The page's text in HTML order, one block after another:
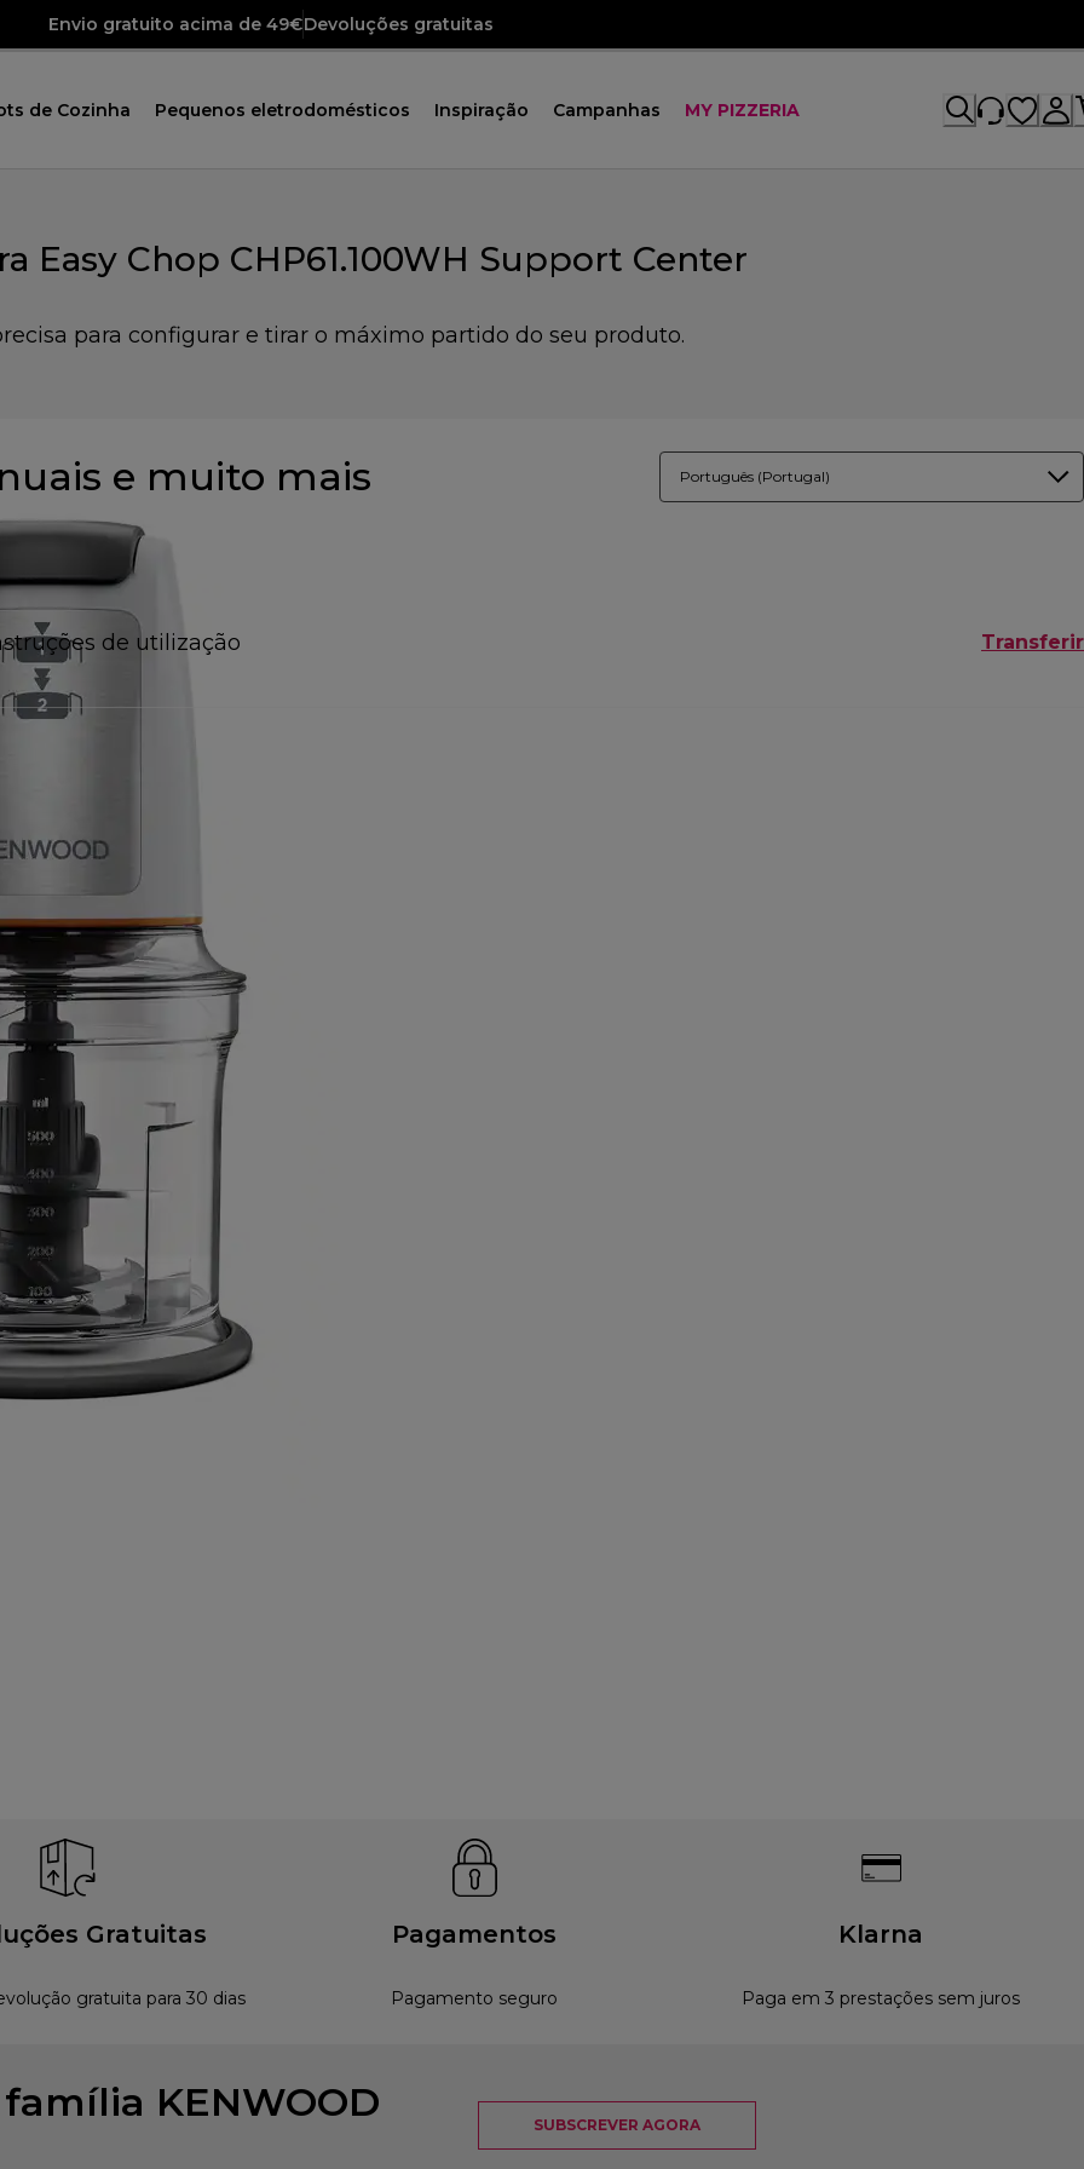
Envio gratuito acima de 49€Devoluções gratuitas
de Cozinha Pequenos eletrodomésticos Inspiração Campanhas MY PIZZERIA
Easy Chop CHP61.100WH Support Center
para configurar e tirar o máximo partido do seu produto.
e muito mais Português (Portugal)
de utilização Transferir
Gratuitas
gratuita para 30 dias
Pagamentos
Pagamento seguro
Klarna
Paga em 3 prestações sem juros
KENWOOD SUBSCREVER AGORA